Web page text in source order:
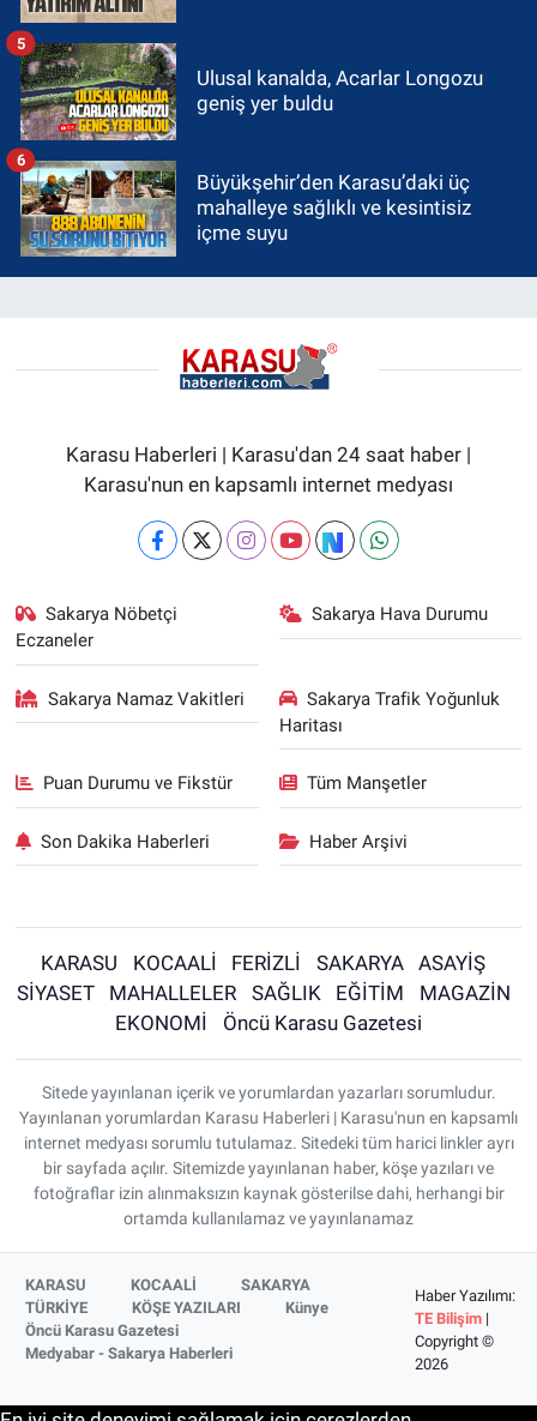
Ulusal kanalda, Acarlar Longozu
geniş yer buldu
5
Büyükşehir’den Karasu’daki üç
mahalleye sağlıklı ve kesintisiz
içme suyu
6
Karasu Haberleri | Karasu'dan 24 saat haber |
Karasu'nun en kapsamlı internet medyası
Sakarya Nöbetçi
Eczaneler
Sakarya Hava Durumu
Sakarya Namaz Vakitleri
Sakarya Trafik Yoğunluk
Haritası
Puan Durumu ve Fikstür Tüm Manşetler
Son Dakika Haberleri Haber Arşivi
KARASU KOCAALİ FERİZLİ SAKARYA
ASAYİŞ
SİYASET
MAHALLELER SAĞLIK EĞİTİM
MAGAZİN
EKONOMİ
Öncü Karasu Gazetesi
Sitede yayınlanan içerik ve yorumlardan yazarları sorumludur.
Yayınlanan yorumlardan Karasu Haberleri | Karasu'nun en kapsamlı
internet medyası sorumlu tutulamaz. Sitedeki tüm harici linkler ayrı
bir sayfada açılır. Sitemizde yayınlanan haber, köşe yazıları ve
fotoğraflar izin alınmaksızın kaynak gösterilse dahi, herhangi bir
ortamda kullanılamaz ve yayınlanamaz
KARASU KOCAALİ
SAKARYA
TÜRKİYE
KÖŞE YAZILARI
Künye
Öncü Karasu Gazetesi
Medyabar - Sakarya Haberleri
Haber Yazılımı:
TE Bilişim|
Copyright ©
2026